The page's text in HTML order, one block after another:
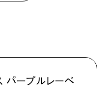
パープルレーベ